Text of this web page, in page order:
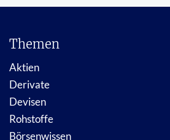
Themen
Aktien
Derivate
Devisen
Rohstoffe
Börsenwissen